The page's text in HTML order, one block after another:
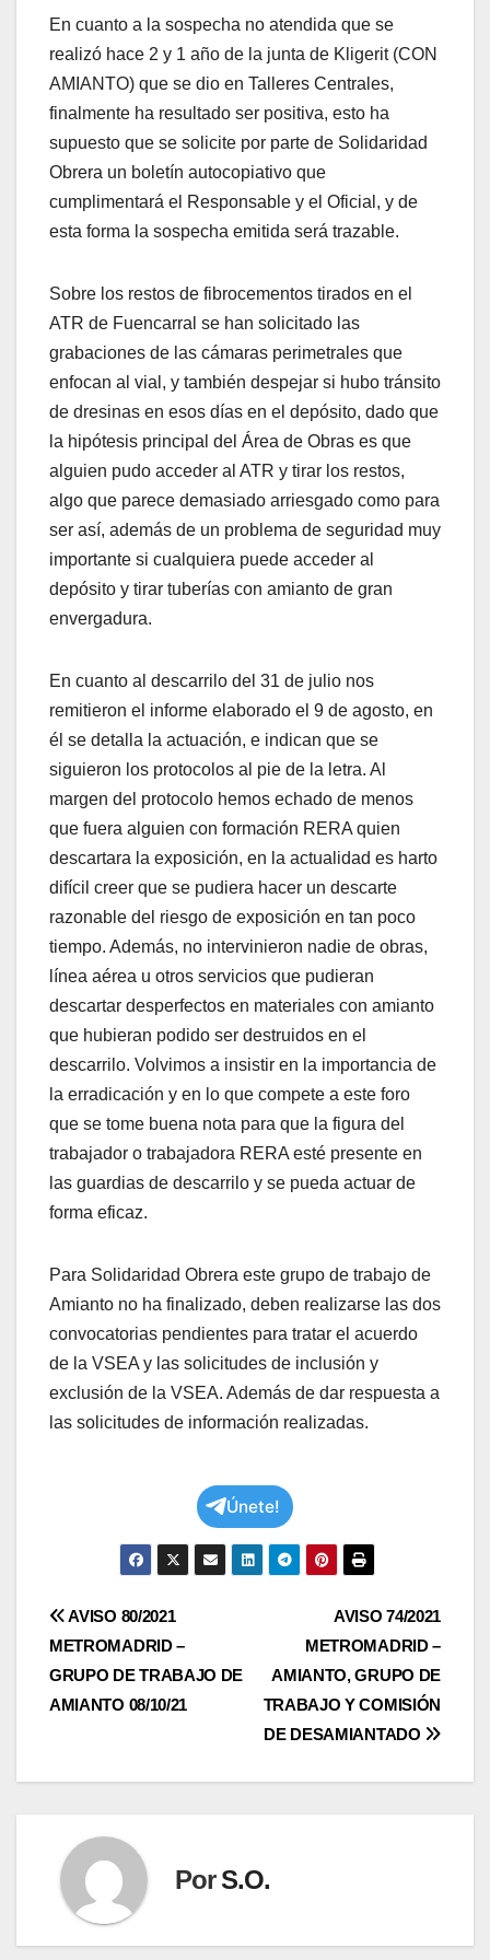
En cuanto a la sospecha no atendida que se
realizó hace 2 y 1 año de la junta de Kligerit (CON
AMIANTO) que se dio en Talleres Centrales,
finalmente ha resultado ser positiva, esto ha
supuesto que se solicite por parte de Solidaridad
Obrera un boletín autocopiativo que
cumplimentará el Responsable y el Oficial, y de
esta forma la sospecha emitida será trazable.
Sobre los restos de fibrocementos tirados en el
ATR de Fuencarral se han solicitado las
grabaciones de las cámaras perimetrales que
enfocan al vial, y también despejar si hubo tránsito
de dresinas en esos días en el depósito, dado que
la hipótesis principal del Área de Obras es que
alguien pudo acceder al ATR y tirar los restos,
algo que parece demasiado arriesgado como para
ser así, además de un problema de seguridad muy
importante si cualquiera puede acceder al
depósito y tirar tuberías con amianto de gran
envergadura.
En cuanto al descarrilo del 31 de julio nos
remitieron el informe elaborado el 9 de agosto, en
él se detalla la actuación, e indican que se
siguieron los protocolos al pie de la letra. Al
margen del protocolo hemos echado de menos
que fuera alguien con formación RERA quien
descartara la exposición, en la actualidad es harto
difícil creer que se pudiera hacer un descarte
razonable del riesgo de exposición en tan poco
tiempo. Además, no intervinieron nadie de obras,
línea aérea u otros servicios que pudieran
descartar desperfectos en materiales con amianto
que hubieran podido ser destruidos en el
descarrilo. Volvimos a insistir en la importancia de
la erradicación y en lo que compete a este foro
que se tome buena nota para que la figura del
trabajador o trabajadora RERA esté presente en
las guardias de descarrilo y se pueda actuar de
forma eficaz.
Para Solidaridad Obrera este grupo de trabajo de
Amianto no ha finalizado, deben realizarse las dos
convocatorias pendientes para tratar el acuerdo
de la VSEA y las solicitudes de inclusión y
exclusión de la VSEA. Además de dar respuesta a
las solicitudes de información realizadas.
Únete!
Navegación
de
entradas
AVISO 74/2021
METROMADRID –
AMIANTO, GRUPO DE
TRABAJO Y COMISIÓN
DE DESAMIANTADO
AVISO 80/2021
METROMADRID –
GRUPO DE TRABAJO DE
AMIANTO 08/10/21
PorS.O.